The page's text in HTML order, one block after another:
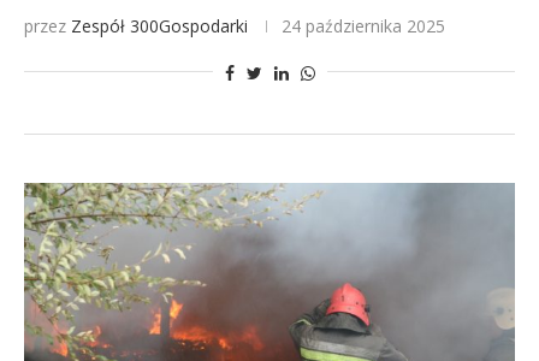
przez Zespół 300Gospodarki 24 października 2025